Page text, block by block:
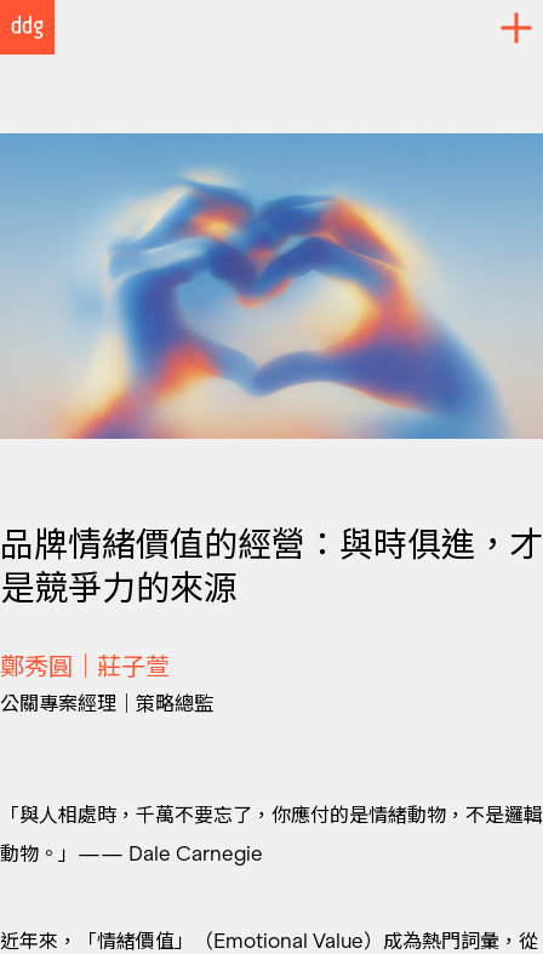
品牌情緒價值的經營：與時俱進，才
是競爭力的來源
鄭秀圓｜莊子萱
公關專案經理｜策略總監
「與人相處時，千萬不要忘了，你應付的是情緒動物，不是邏輯
動物。」—— Dale Carnegie
近年來，「情緒價值」（Emotional Value）成為熱門詞彙，從